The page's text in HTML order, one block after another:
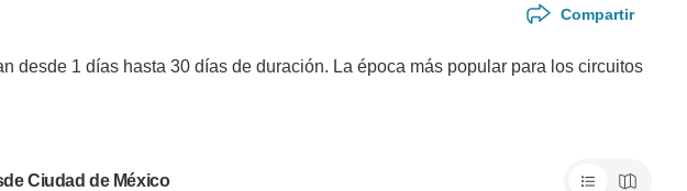
Compartir
desde 1 días hasta 30 días de duración. La época más popular para los circuitos
Ciudad de México